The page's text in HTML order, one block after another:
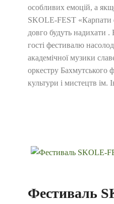
особливих емоцій, а
SKOLE-FEST «Карпати
довго будуть надихати
гості фестивалю
академічної музики
оркестру Бахмутського
культури і мистецтв ім.
Фестиваль